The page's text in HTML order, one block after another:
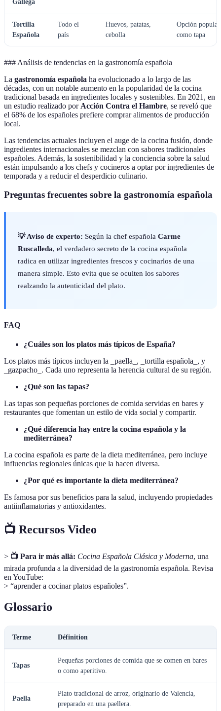
Gallega
Tortilla
Española
Todo el
país
Huevos, patatas,
cebolla
Opción popular
como tapa
### Análisis de tendencias en la gastronomía española
La gastronomía española ha evolucionado a lo largo de las
décadas, con un notable aumento en la popularidad de la cocina
tradicional basada en ingredientes locales y sostenibles. En 2021, en
un estudio realizado por Acción Contra el Hambre, se reveló que
el 68% de los españoles prefiere comprar alimentos de producción
local.
Las tendencias actuales incluyen el auge de la cocina fusión, donde
ingredientes internacionales se mezclan con sabores tradicionales
españoles. Además, la sostenibilidad y la conciencia sobre la salud
están impulsando a los chefs y cocineros a optar por ingredientes de
temporada y a reducir el desperdicio culinario.
Preguntas frecuentes sobre la gastronomía española
💡 Aviso de experto: Según la chef española Carme
Ruscalleda, el verdadero secreto de la cocina española
radica en utilizar ingredientes frescos y cocinarlos de una
manera simple. Esto evita que se oculten los sabores
realzando la autenticidad del plato.
FAQ
¿Cuáles son los platos más típicos de España?
Los platos más típicos incluyen la _paella_, _tortilla española_, y
_gazpacho_. Cada uno representa la herencia cultural de su región.
¿Qué son las tapas?
Las tapas son pequeñas porciones de comida servidas en bares y
restaurantes que fomentan un estilo de vida social y compartir.
¿Qué diferencia hay entre la cocina española y la
mediterránea?
La cocina española es parte de la dieta mediterránea, pero incluye
influencias regionales únicas que la hacen diversa.
¿Por qué es importante la dieta mediterránea?
Es famosa por sus beneficios para la salud, incluyendo propiedades
antiinflamatorias y antioxidantes.
📺 Recursos Video
> 📺 Para ir más allá: Cocina Española Clásica y Moderna, una
mirada profunda a la diversidad de la gastronomía española. Revisa
en YouTube:
> “aprender a cocinar platos españoles”.
Glossario
Terme Définition
Tapas
Pequeñas porciones de comida que se comen en bares
o como aperitivo.
Paella
Plato tradicional de arroz, originario de Valencia,
preparado en una paellera.